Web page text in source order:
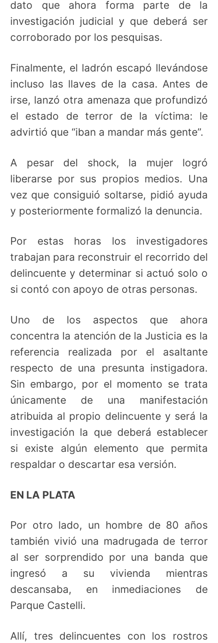
dato que ahora forma parte de la
investigación judicial y que deberá ser
corroborado por los pesquisas.
Finalmente, el ladrón escapó llevándose
incluso las llaves de la casa. Antes de
irse, lanzó otra amenaza que profundizó
el estado de terror de la víctima: le
advirtió que “iban a mandar más gente”.
A pesar del shock, la mujer logró
liberarse por sus propios medios. Una
vez que consiguió soltarse, pidió ayuda
y posteriormente formalizó la denuncia.
Por estas horas los investigadores
trabajan para reconstruir el recorrido del
delincuente y determinar si actuó solo o
si contó con apoyo de otras personas.
Uno de los aspectos que ahora
concentra la atención de la Justicia es la
referencia realizada por el asaltante
respecto de una presunta instigadora.
Sin embargo, por el momento se trata
únicamente de una manifestación
atribuida al propio delincuente y será la
investigación la que deberá establecer
si existe algún elemento que permita
respaldar o descartar esa versión.
EN LA PLATA
Por otro lado, un hombre de 80 años
también vivió una madrugada de terror
al ser sorprendido por una banda que
ingresó a su vivienda mientras
descansaba, en inmediaciones de
Parque Castelli.
Allí, tres delincuentes con los rostros